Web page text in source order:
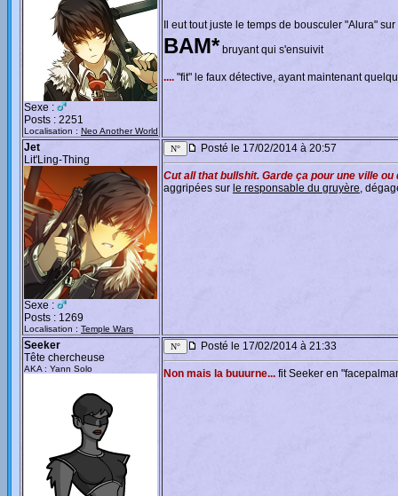
Sexe :
Posts : 2251
Localisation : Neo Another World
Il eut tout juste le temps de bousculer "Alura"
BAM* bruyant qui s'ensuivit
.... "fit" le faux détective, ayant maintenant
Jet
Lit'Ling-Thing
Sexe :
Posts : 1269
Localisation : Temple Wars
Posté le 17/02/2014 à 20:57
Cut all that bullshit. Garde ça pour une ville
aggripées sur le responsable du gruyère,
Seeker
Tête chercheuse
AKA : Yann Solo
Posté le 17/02/2014 à 21:33
Non mais la buuurne... fit Seeker en